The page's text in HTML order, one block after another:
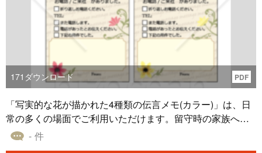
171 ダウンロード PDF
「写実的な花が描かれた4種類の伝言メモ(カラー)」は、日
常の多くの場面でご利用いただけます。留守時の家族への
連絡や、オフィスでの短いメッセージ伝達など、さまざま
- 件